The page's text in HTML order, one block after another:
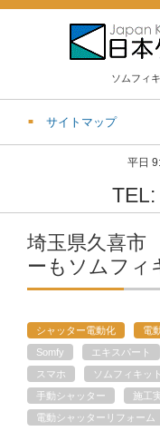
ソムフィ
サイトマップ
平日
TEL:
埼玉県久喜
ーもソムフィ
シャッター電動化
電
Somfy
エキスパート
スマホ
ソムフィキット
手動シャッター
施工
電動シャッターリフォーム